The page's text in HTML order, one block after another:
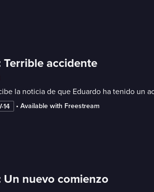
Terrible accidente
la noticia de que Eduardo ha tenido un
14 • Available with Freestream
Un nuevo comienzo